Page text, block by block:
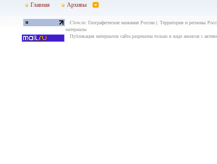
Главная Архивы
Clow.ru: Географические названия России |. Территория и регионы
материалы
Публикация материалов сайта разрешена только в виде анонсов с